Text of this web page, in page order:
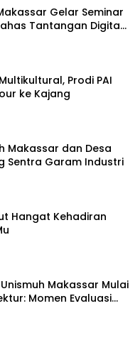
Gelar Seminar
Tantangan Digital
Prodi PAI
ke Kajang
Makassar dan Desa
Sentra Garam Industri
Hangat Kehadiran
Makassar Mulai
Momen Evaluasi